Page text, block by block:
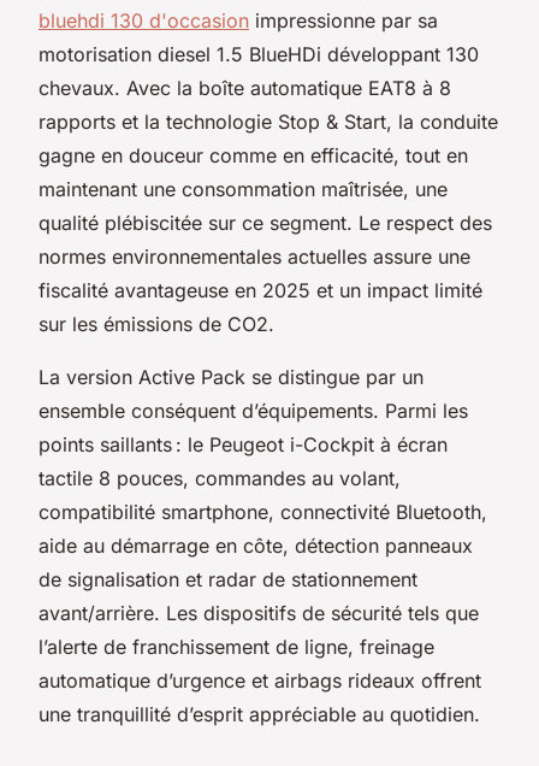
bluehdi 130 d'occasion impressionne par sa
motorisation diesel 1.5 BlueHDi développant 130
chevaux. Avec la boîte automatique EAT8 à 8
rapports et la technologie Stop & Start, la conduite
gagne en douceur comme en efficacité, tout en
maintenant une consommation maîtrisée, une
qualité plébiscitée sur ce segment. Le respect des
normes environnementales actuelles assure une
fiscalité avantageuse en 2025 et un impact limité
sur les émissions de CO2.
La version Active Pack se distingue par un
ensemble conséquent d’équipements. Parmi les
points saillants : le Peugeot i-Cockpit à écran
tactile 8 pouces, commandes au volant,
compatibilité smartphone, connectivité Bluetooth,
aide au démarrage en côte, détection panneaux
de signalisation et radar de stationnement
avant/arrière. Les dispositifs de sécurité tels que
l’alerte de franchissement de ligne, freinage
automatique d’urgence et airbags rideaux offrent
une tranquillité d’esprit appréciable au quotidien.